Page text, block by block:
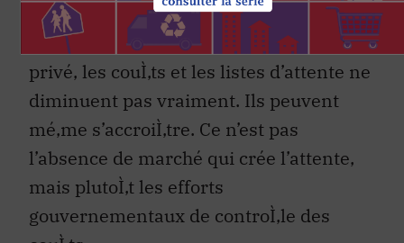
médecins offrent une partie ou la
totalité de leurs services dans le secteur
privé, les couÌ‚ts et les listes d’attente ne
diminuent pas vraiment. Ils peuvent
mé‚me s’accroiÌ‚tre. Ce n’est pas
l’absence de marché qui crée l’attente,
mais plutoÌ‚t les efforts
gouvernementaux de controÌ‚le des